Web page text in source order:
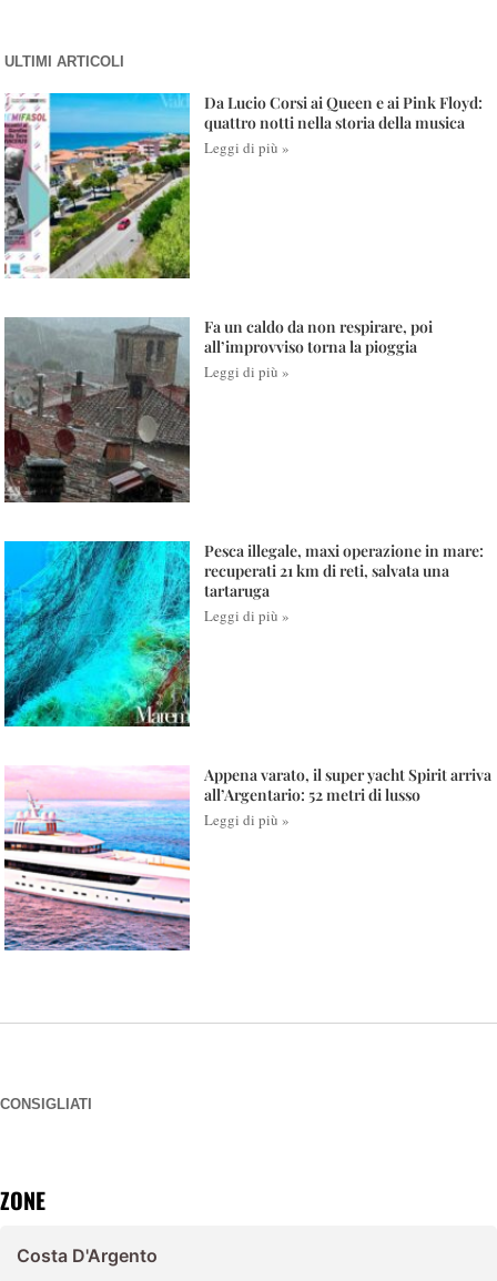
ULTIMI ARTICOLI
Da Lucio Corsi ai Queen e ai Pink Floyd:
quattro notti nella storia della musica
Leggi di più »
Fa un caldo da non respirare, poi
all’improvviso torna la pioggia
Leggi di più »
Pesca illegale, maxi operazione in mare:
recuperati 21 km di reti, salvata una
tartaruga
Leggi di più »
Appena varato, il super yacht Spirit arriva
all’Argentario: 52 metri di lusso
Leggi di più »
CONSIGLIATI
ZONE
Costa D'Argento